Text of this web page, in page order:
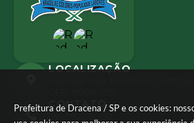
Prefeitura de Dracena / SP e os cookies:
LOCALIZAÇÃO
CONTATO